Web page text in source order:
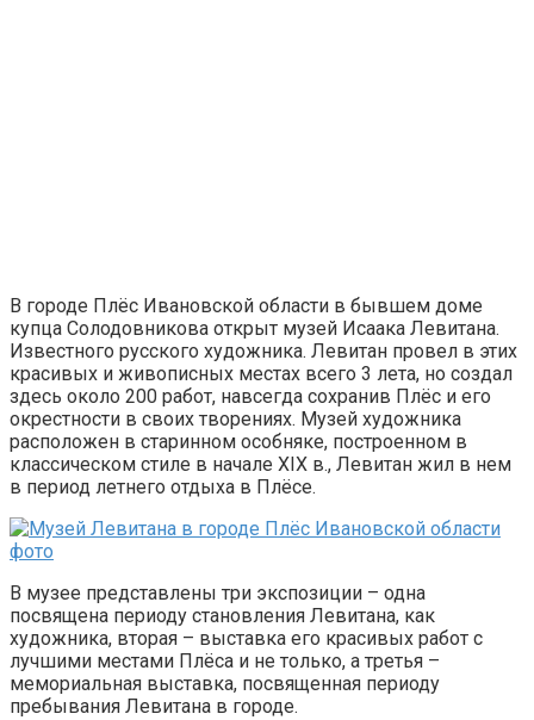
В городе Плёс Ивановской области в бывшем доме
купца Солодовникова открыт музей Исаака Левитана.
Известного русского художника. Левитан провел в этих
красивых и живописных местах всего 3 лета, но создал
здесь около 200 работ, навсегда сохранив Плёс и его
окрестности в своих творениях. Музей художника
расположен в старинном особняке, построенном в
классическом стиле в начале XIX в., Левитан жил в нем
в период летнего отдыха в Плёсе.
В музее представлены три экспозиции – одна
посвящена периоду становления Левитана, как
художника, вторая – выставка его красивых работ с
лучшими местами Плёса и не только, а третья –
мемориальная выставка, посвященная периоду
пребывания Левитана в городе.